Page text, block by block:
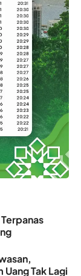
Uang Tak Lagi